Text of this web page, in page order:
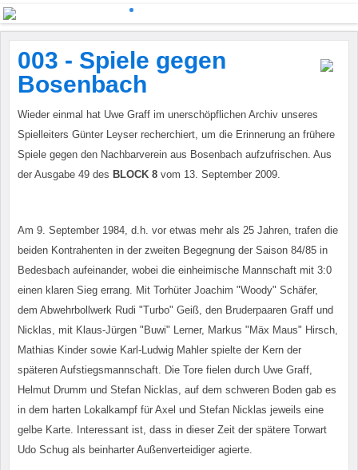
003 - Spiele gegen
Bosenbach
Wieder einmal hat Uwe Graff im unerschöpflichen Archiv unseres
Spielleiters Günter Leyser recherchiert, um die Erinnerung an frühere
Spiele gegen den Nachbarverein aus Bosenbach aufzufrischen. Aus
der Ausgabe 49 des BLOCK 8 vom 13. September 2009.
Am 9. September 1984, d.h. vor etwas mehr als 25 Jahren, trafen die
beiden Kontrahenten in der zweiten Begegnung der Saison 84/85 in
Bedesbach aufeinander, wobei die einheimische Mannschaft mit 3:0
einen klaren Sieg errang. Mit Torhüter Joachim "Woody" Schäfer,
dem Abwehrbollwerk Rudi "Turbo" Geiß, den Bruderpaaren Graff und
Nicklas, mit Klaus-Jürgen "Buwi" Lerner, Markus "Mäx Maus" Hirsch,
Mathias Kinder sowie Karl-Ludwig Mahler spielte der Kern der
späteren Aufstiegsmannschaft. Die Tore fielen durch Uwe Graff,
Helmut Drumm und Stefan Nicklas, auf dem schweren Boden gab es
in dem harten Lokalkampf für Axel und Stefan Nicklas jeweils eine
gelbe Karte. Interessant ist, dass in dieser Zeit der spätere Torwart
Udo Schug als beinharter Außenverteidiger agierte.